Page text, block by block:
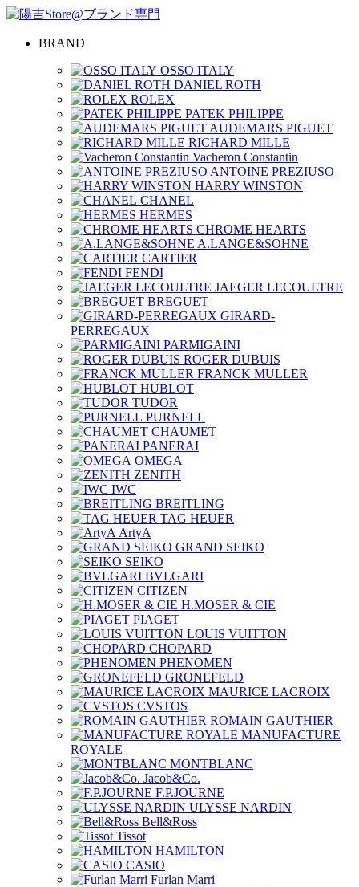
BRAND
OSSO ITALY
DANIEL ROTH
ROLEX
PATEK PHILIPPE
AUDEMARS PIGUET
RICHARD MILLE
Vacheron Constantin
ANTOINE PREZIUSO
HARRY WINSTON
CHANEL
HERMES
CHROME HEARTS
A.LANGE&SOHNE
CARTIER
FENDI
JAEGER LECOULTRE
BREGUET
GIRARD-
PERREGAUX
PARMIGAINI
ROGER DUBUIS
FRANCK MULLER
HUBLOT
TUDOR
PURNELL
CHAUMET
PANERAI
OMEGA
ZENITH
IWC
BREITLING
TAG HEUER
ArtyA
GRAND SEIKO
SEIKO
BVLGARI
CITIZEN
H.MOSER & CIE
PIAGET
LOUIS VUITTON
CHOPARD
PHENOMEN
GRONEFELD
MAURICE LACROIX
CVSTOS
ROMAIN GAUTHIER
MANUFACTURE
ROYALE
MONTBLANC
Jacob&Co.
F.P.JOURNE
ULYSSE NARDIN
Bell&Ross
Tissot
HAMILTON
CASIO
Furlan Marri